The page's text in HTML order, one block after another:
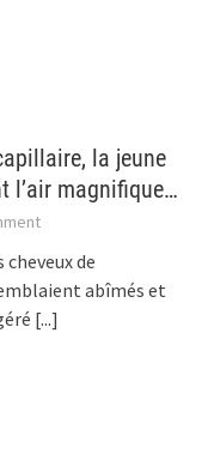
la jeune
l’air magnifique…
de
abîmés et
[...]